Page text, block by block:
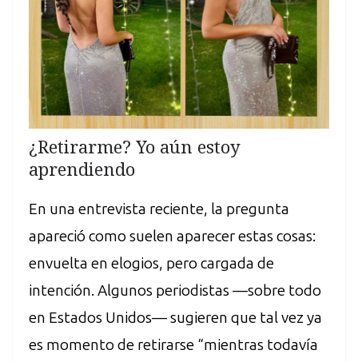
¿Retirarme? Yo aún estoy
aprendiendo
En una entrevista reciente, la pregunta
apareció como suelen aparecer estas cosas:
envuelta en elogios, pero cargada de
intención. Algunos periodistas —sobre todo
en Estados Unidos— sugieren que tal vez ya
es momento de retirarse “mientras todavía